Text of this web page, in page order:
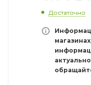
Достаточно